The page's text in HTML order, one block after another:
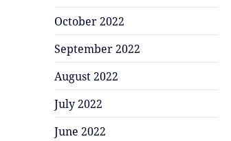
October 2022
September 2022
August 2022
July 2022
June 2022